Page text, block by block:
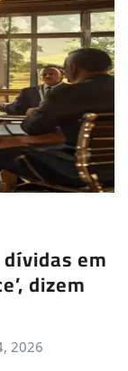
em
dizem
2026